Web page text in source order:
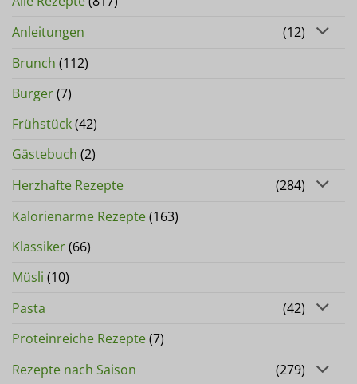
Anleitungen
(12)
Brunch (112)
Burger(7)
Frühstück(42)
Gästebuch (2)
Herzhafte Rezepte
(284)
Kalorienarme Rezepte(163)
Klassiker(66)
Müsli (10)
Pasta
(42)
Proteinreiche Rezepte(7)
Rezepte nach Saison
(279)